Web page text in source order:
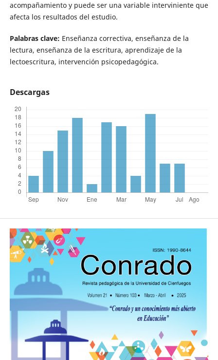
acompañamiento y puede ser una variable interviniente que
afecta los resultados del estudio.
Palabras clave: Enseñanza correctiva, enseñanza de la
lectura, enseñanza de la escritura, aprendizaje de la
lectoescritura, intervención psicopedagógica.
Descargas